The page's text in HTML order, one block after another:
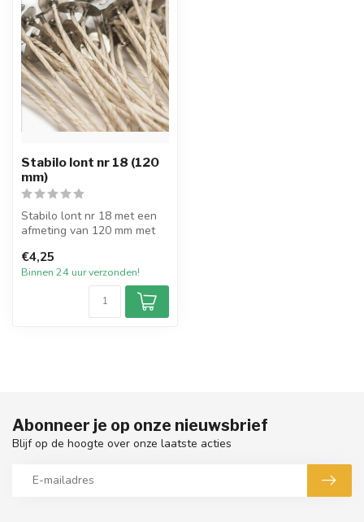
Stabilo lont nr 18 (120
mm)
Stabilo lont nr 18 met een
afmeting van 120 mm met
verpakt p...
€4,25
Binnen 24 uur verzonden!
Abonneer je op onze nieuwsbrief
Blijf op de hoogte over onze laatste acties